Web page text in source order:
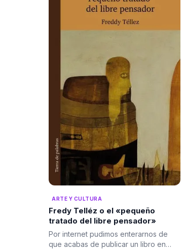
ARTE Y CULTURA
Fredy Telléz o el «pequeño
tratado del libre pensador»
Por internet pudimos enterarnos de
que acabas de publicar un libro en